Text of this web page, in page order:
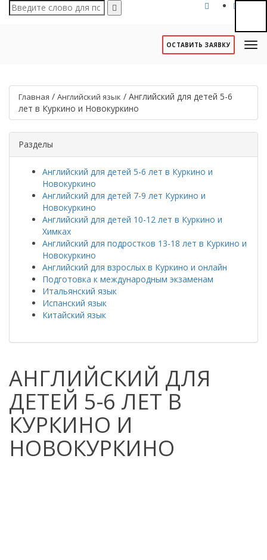
ОСТАВИТЬ ЗАЯВКУ
Главная / Английский язык / Английский для детей 5-6
лет в Куркино и Новокуркино
Разделы
Английский для детей 5-6 лет в Куркино и
Новокуркино
Английский для детей 7-9 лет Куркино и
Новокуркино
Английский для детей 10-12 лет в Куркино и
Химках
Английский для подростков 13-18 лет в Куркино и
Новокуркино
Английский для взрослых в Куркино и онлайн
Подготовка к международным экзаменам
Итальянский язык
Испанский язык
Китайский язык
АНГЛИЙСКИЙ ДЛЯ
ДЕТЕЙ 5-6 ЛЕТ В
КУРКИНО И
НОВОКУРКИНО